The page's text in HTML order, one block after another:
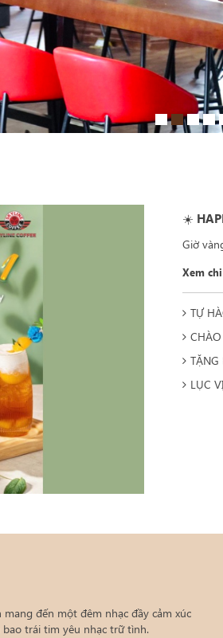
☀️
Giờ
Xem
TỰ
TẶNG
LỤC
đến một đêm nhạc đầy cảm xúc
trái tim yêu nhạc trữ tình.